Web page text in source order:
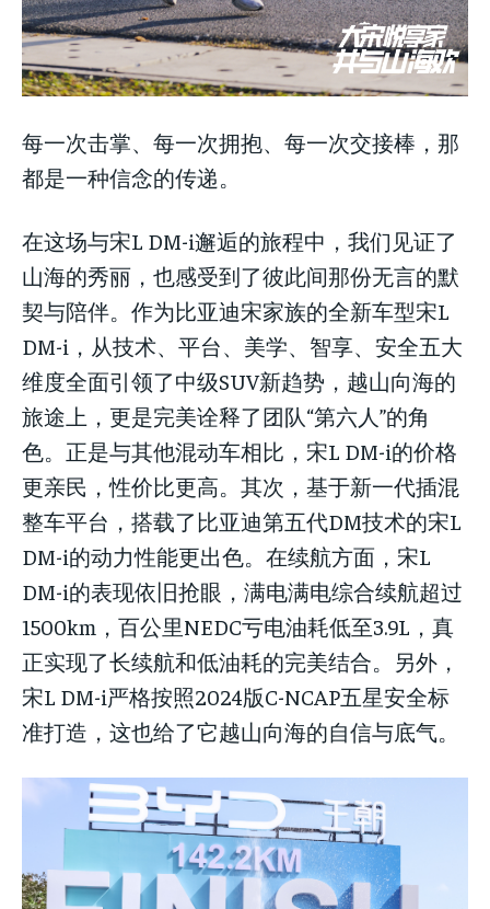
每一次击掌、每一次拥抱、每一次交接棒，那
都是一种信念的传递。
在这场与宋L DM-i邂逅的旅程中，我们见证了
山海的秀丽，也感受到了彼此间那份无言的默
契与陪伴。作为比亚迪宋家族的全新车型宋L
DM-i，从技术、平台、美学、智享、安全五大
维度全面引领了中级SUV新趋势，越山向海的
旅途上，更是完美诠释了团队“第六人”的角
色。正是与其他混动车相比，宋L DM-i的价格
更亲民，性价比更高。其次，基于新一代插混
整车平台，搭载了比亚迪第五代DM技术的宋L
DM-i的动力性能更出色。在续航方面，宋L
DM-i的表现依旧抢眼，满电满电综合续航超过
1500km，百公里NEDC亏电油耗低至3.9L，真
正实现了长续航和低油耗的完美结合。另外，
宋L DM-i严格按照2024版C-NCAP五星安全标
准打造，这也给了它越山向海的自信与底气。